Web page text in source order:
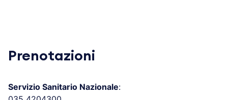
Prenotazioni
Servizio Sanitario Nazionale: